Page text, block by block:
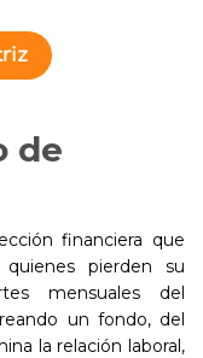
de
financiera que
pierden su
mensuales del
un fondo, del
la relación laboral,